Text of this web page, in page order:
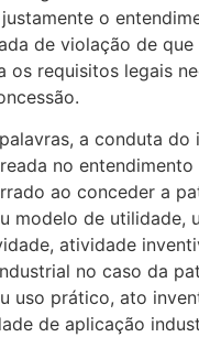
o
de violação de
os requisitos legais
a conduta do
no entendimento
ao conceder a
modelo de utilidade,
atividade
no caso da
uso prático, ato
de aplicação